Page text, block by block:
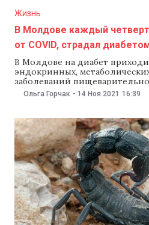
Жизнь
В Молдове каждый
от COVID, страдал
В Молдове на диабет
эндокринных,
заболеваний
последние 10 лет число
удвоилось, составив в 2020
от осложнений COVID,
данные представило 14
агентство общественного
Ольга Горчак - 14 Ноя 2021 16:39